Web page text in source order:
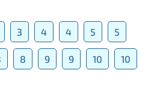
3 4 4 5 5
8 9 9 10 10